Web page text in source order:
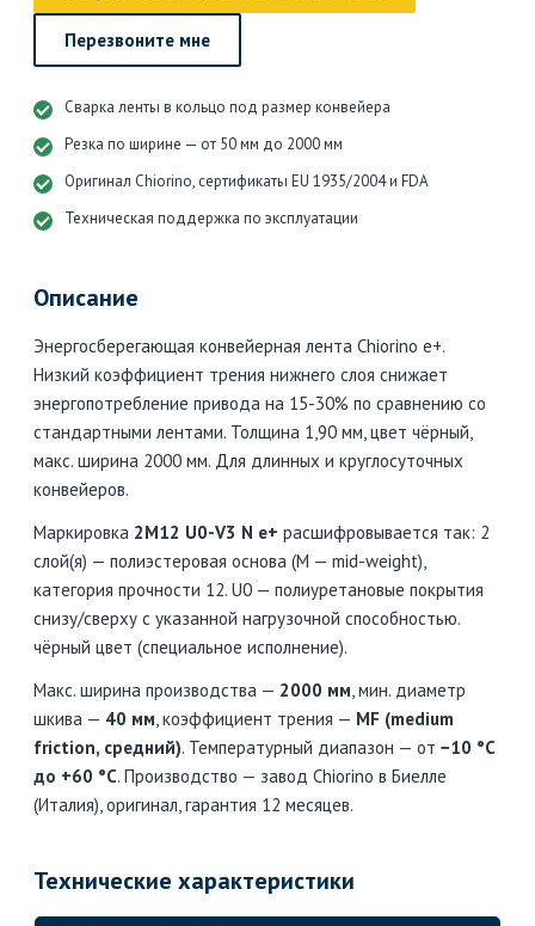
Перезвоните мне
Сварка ленты в кольцо под размер конвейера
Резка по ширине — от 50 мм до 2000 мм
Оригинал Chiorino, сертификаты EU 1935/2004 и FDA
Техническая поддержка по эксплуатации
Описание
Энергосберегающая конвейерная лента Chiorino e+.
Низкий коэффициент трения нижнего слоя снижает
энергопотребление привода на 15-30% по сравнению со
стандартными лентами. Толщина 1,90 мм, цвет чёрный,
макс. ширина 2000 мм. Для длинных и круглосуточных
конвейеров.
Маркировка 2M12 U0-V3 N e+ расшифровывается так: 2
слой(я) — полиэстеровая основа (M — mid-weight),
категория прочности 12. U0 — полиуретановые покрытия
снизу/сверху с указанной нагрузочной способностью.
чёрный цвет (специальное исполнение).
Макс. ширина производства — 2000 мм, мин. диаметр
шкива — 40 мм, коэффициент трения — MF (medium
friction, средний). Температурный диапазон — от −10 °C
до +60 °C. Производство — завод Chiorino в Биелле
(Италия), оригинал, гарантия 12 месяцев.
Технические характеристики